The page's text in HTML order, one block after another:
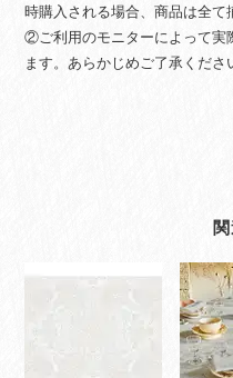
時購入される場合、商品は全て
②ご利用のモニターによって実
ます。あらかじめご了承くださ